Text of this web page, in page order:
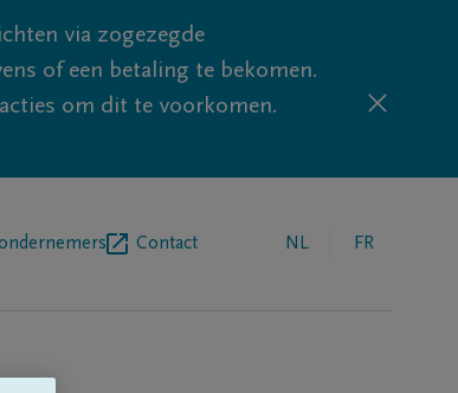
via zogezegde
of een betaling te bekomen.
om dit te voorkomen.
Contact NL FR